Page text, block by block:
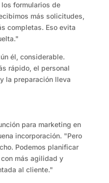
formularios de
más solicitudes,
completas. Eso evita
él, considerable.
rápido, el personal
la preparación lleva
para marketing en
incorporación. "Pero
Podemos planificar
más agilidad y
al cliente."